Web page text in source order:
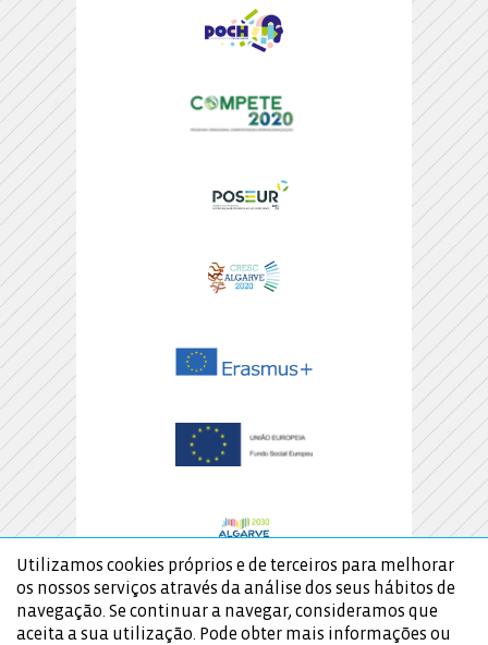
Utilizamos cookies próprios e de terceiros para melhorar
os nossos serviços através da análise dos seus hábitos de
navegação. Se continuar a navegar, consideramos que
aceita a sua utilização. Pode obter mais informações ou